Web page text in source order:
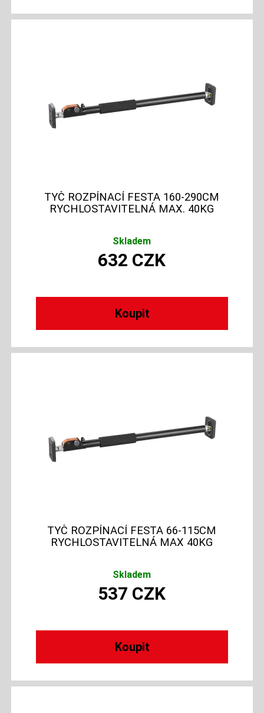
TYČ ROZPÍNACÍ FESTA 160-290CM
RYCHLOSTAVITELNÁ MAX. 40KG
Skladem
632 CZK
TYČ ROZPÍNACÍ FESTA 66-115CM
RYCHLOSTAVITELNÁ MAX 40KG
Skladem
537 CZK